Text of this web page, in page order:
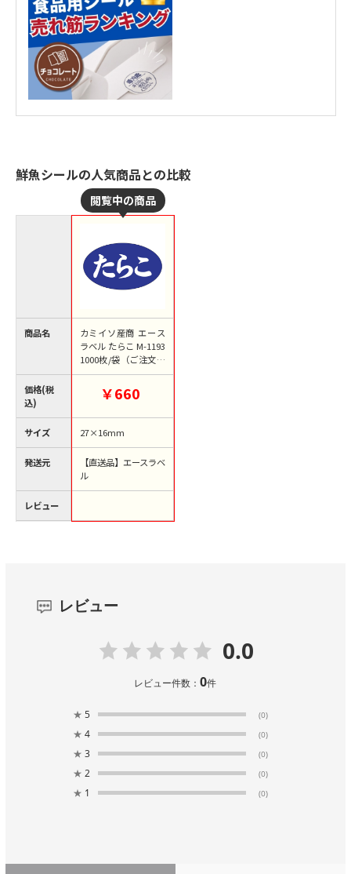
鮮魚シールの人気商品との比較
商品名
価格(税
込)
サイズ
発送元
レビュー
カミイソ産商 エース
ラベル たらこ M-1193
1000枚/袋（ご注文単
位1袋）【直送品】
￥660
27×16mm
【直送品】エースラベ
ル
レビュー
0.0
レビュー件数：0件
★ 5 (0)
★ 4 (0)
★ 3 (0)
★ 2 (0)
★ 1 (0)